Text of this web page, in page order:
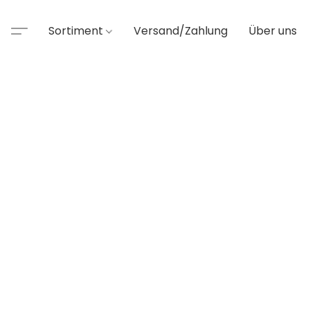
Sortiment Versand/Zahlung Über uns